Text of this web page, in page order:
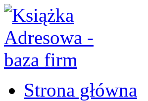
Strona główna